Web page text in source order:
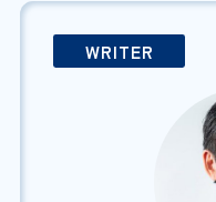
WRITER